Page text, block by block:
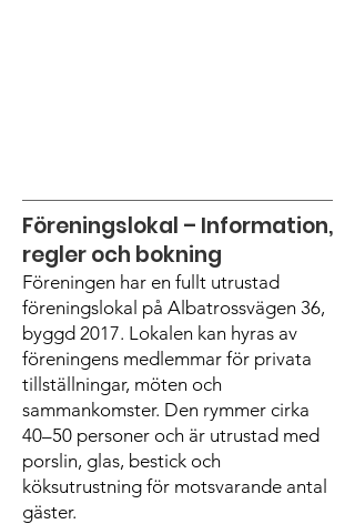
Föreningslokal – Information,
regler och bokning
Föreningen har en fullt utrustad
föreningslokal på Albatrossvägen 36,
byggd 2017. Lokalen kan hyras av
föreningens medlemmar för privata
tillställningar, möten och
sammankomster. Den rymmer cirka
40–50 personer och är utrustad med
porslin, glas, bestick och
köksutrustning för motsvarande antal
gäster.